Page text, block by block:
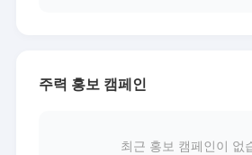
주력 홍보 캠페인
최근 홍보 캠페인이 없